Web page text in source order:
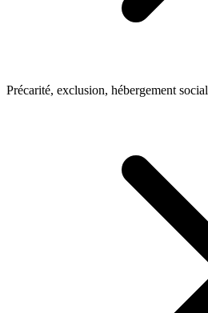
Précarité, exclusion, hébergement social